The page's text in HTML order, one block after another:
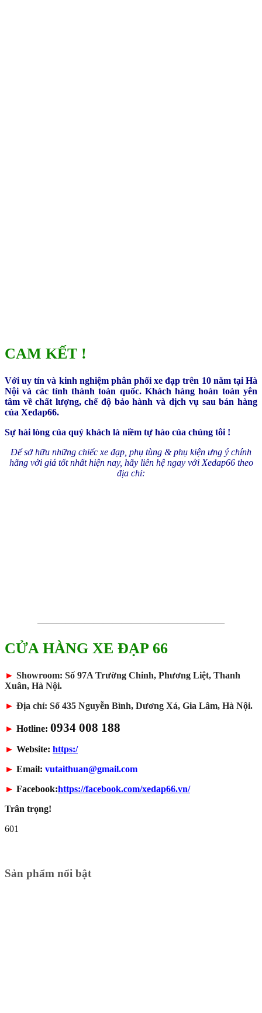
CAM KẾT !
Với uy tín và kinh nghiệm phân phối xe đạp trên 10 năm tại Hà
Nội và các tỉnh thành toàn quốc. Khách hàng hoàn toàn yên
tâm về chất lượng, chế độ bảo hành và dịch vụ sau bán hàng
của Xedap66.
Sự hài lòng của quý khách là niềm tự hào của chúng tôi !
Để sở hữu những chiếc xe đạp, phụ tùng & phụ kiện ưng ý chính
hãng với giá tốt nhất hiện nay, hãy liên hệ ngay với Xedap66 theo
địa chỉ:
————————————————————
CỬA HÀNG XE ĐẠP 66
► Showroom: Số 97A Trường Chinh, Phương Liệt, Thanh
Xuân, Hà Nội.
► Địa chỉ: Số 435 Nguyễn Bình, Dương Xá, Gia Lâm, Hà Nội.
► Hotline: 0934 008 188
► Website: https:/
► Email: vutaithuan@gmail.com
► Facebook:https://facebook.com/xedap66.vn/
Trân trọng!
601
Sản phẩm nổi bật